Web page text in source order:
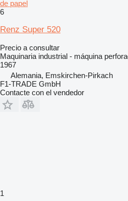
de papel
6
Renz Super 520
Precio a consultar
Maquinaria industrial - máquina
1967
Alemania, Emskirchen-Pirkach
F1-TRADE GmbH
Contacte con el vendedor
1